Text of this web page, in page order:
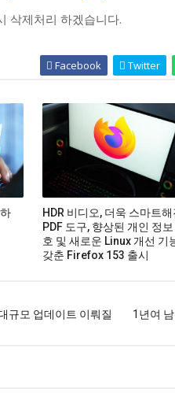
삭제처리 하겠습니다.
Facebook Twitter
HDR 비디오, 더욱 스마트해
PDF 도구, 향상된 개인 정보
호 및 새로운 Linux 개선 기
갖춘 Firefox 153 출시
1년여
규모 업데이트 이뤄질